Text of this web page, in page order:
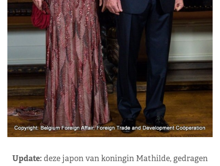
Update:deze japon van koningin Mathilde, gedragen